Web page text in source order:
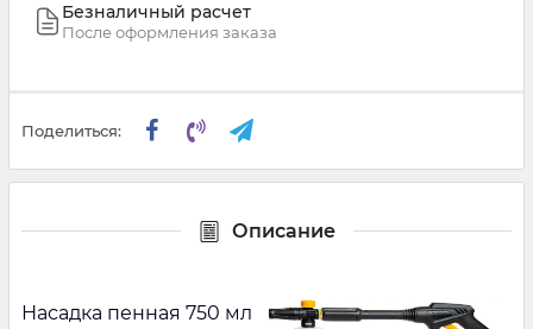
Безналичный расчет
После оформления заказа
Поделиться:
Описание
Насадка пенная 750 мл